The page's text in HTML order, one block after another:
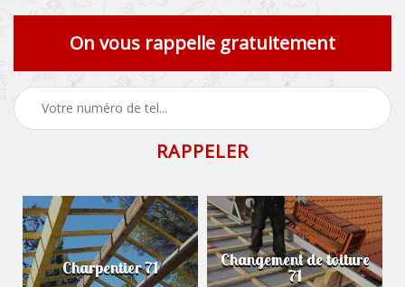
On vous rappelle gratuitement
Charpentier 71 Changement de toiture
71